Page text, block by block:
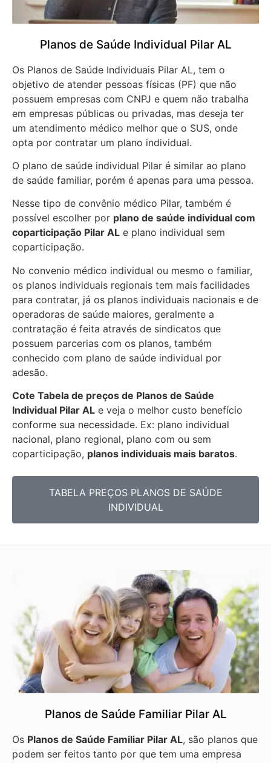
Planos de Saúde Individual Pilar AL
Os Planos de Saúde Individuais Pilar AL, tem o
objetivo de atender pessoas físicas (PF) que não
possuem empresas com CNPJ e quem não trabalha
em empresas públicas ou privadas, mas deseja ter
um atendimento médico melhor que o SUS, onde
opta por contratar um plano individual.
O plano de saúde individual Pilar é similar ao plano
de saúde familiar, porém é apenas para uma pessoa.
Nesse tipo de convênio médico Pilar, também é
possível escolher por plano de saúde individual com
coparticipação Pilar AL e plano individual sem
coparticipação.
No convenio médico individual ou mesmo o familiar,
os planos individuais regionais tem mais facilidades
para contratar, já os planos individuais nacionais e de
operadoras de saúde maiores, geralmente a
contratação é feita através de sindicatos que
possuem parcerias com os planos, também
conhecido com plano de saúde individual por
adesão.
Cote Tabela de preços de Planos de Saúde
Individual Pilar AL e veja o melhor custo benefício
conforme sua necessidade. Ex: plano individual
nacional, plano regional, plano com ou sem
coparticipação, planos individuais mais baratos.
TABELA PREÇOS PLANOS DE SAÚDE
INDIVIDUAL
Planos de Saúde Familiar Pilar AL
Os Planos de Saúde Familiar Pilar AL, são planos que
podem ser feitos tanto por que tem uma empresa